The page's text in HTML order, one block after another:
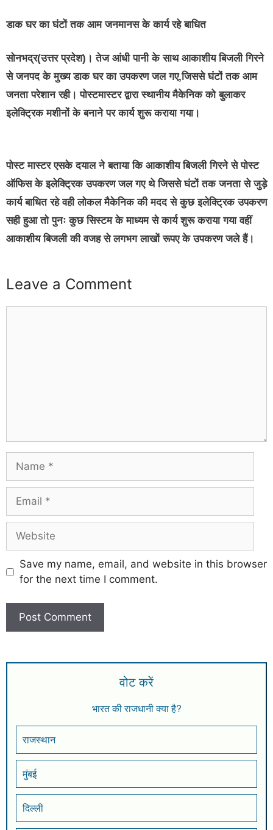
डाक घर का घंटों तक आम जनमानस के कार्य रहे बाधित
सोनभद्र(उत्तर प्रदेश)। तेज आंधी पानी के साथ आकाशीय बिजली गिरने
से जनपद के मुख्य डाक घर का उपकरण जल गए,जिससे घंटों तक आम
जनता परेशान रही। पोस्टमास्टर द्वारा स्थानीय मैकेनिक को बुलाकर
इलेक्ट्रिक मशीनों के बनाने पर कार्य शुरू कराया गया।
पोस्ट मास्टर एसके दयाल ने बताया कि आकाशीय बिजली गिरने से पोस्ट
ऑफिस के इलेक्ट्रिक उपकरण जल गए थे जिससे घंटों तक जनता से जुड़े
कार्य बाधित रहे वही लोकल मैकेनिक की मदद से कुछ इलेक्ट्रिक उपकरण
सही हुआ तो पुनः कुछ सिस्टम के माध्यम से कार्य शुरू कराया गया वहीं
आकाशीय बिजली की वजह से लगभग लाखों रूपए के उपकरण जले हैं।
Leave a Comment
Save my name, email, and website in this browser
for the next time I comment.
वोट करें
भारत की राजधानी क्या है?
राजस्थान
मुंबई
दिल्ली